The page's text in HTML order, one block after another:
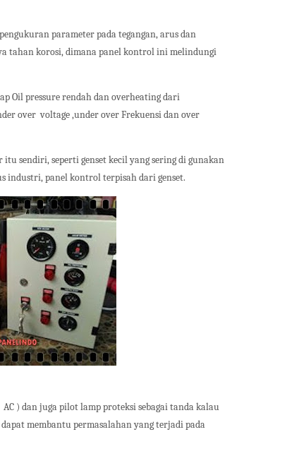
parameter pada tegangan, arus dan
tahan korosi, dimana panel kontrol ini melindungi
Oil pressure rendah dan overheating dari
over voltage ,under over Frekuensi dan over
sendiri, seperti genset kecil yang sering di gunakan
industri, panel kontrol terpisah dari genset.
AC ) dan juga pilot lamp proteksi sebagai tanda kalau
membantu permasalahan yang terjadi pada